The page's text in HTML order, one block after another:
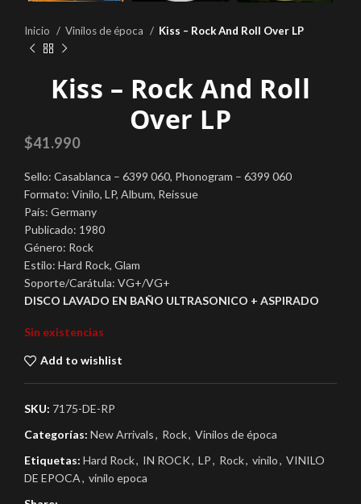
Inicio Vinilos de época Kiss – Rock And Roll Over LP
Kiss – Rock And Roll
Over LP
$41.990
Sello: Casablanca – 6399 060, Phonogram – 6399 060
Formato: Vinilo, LP, Album, Reissue
País: Germany
Publicado: 1980
Género: Rock
Estilo: Hard Rock, Glam
Soporte/Carátula: VG+/VG+
DISCO LAVADO EN BAÑO ULTRASONICO + ASPIRADO
Sin existencias
Add to wishlist
SKU: 7175-DE-RP
Categorías: New Arrivals, Rock, Vinilos de época
Etiquetas: Hard Rock, IN ROCK, LP, Rock, vinilo, VINILO
DE EPOCA, vinilo epoca